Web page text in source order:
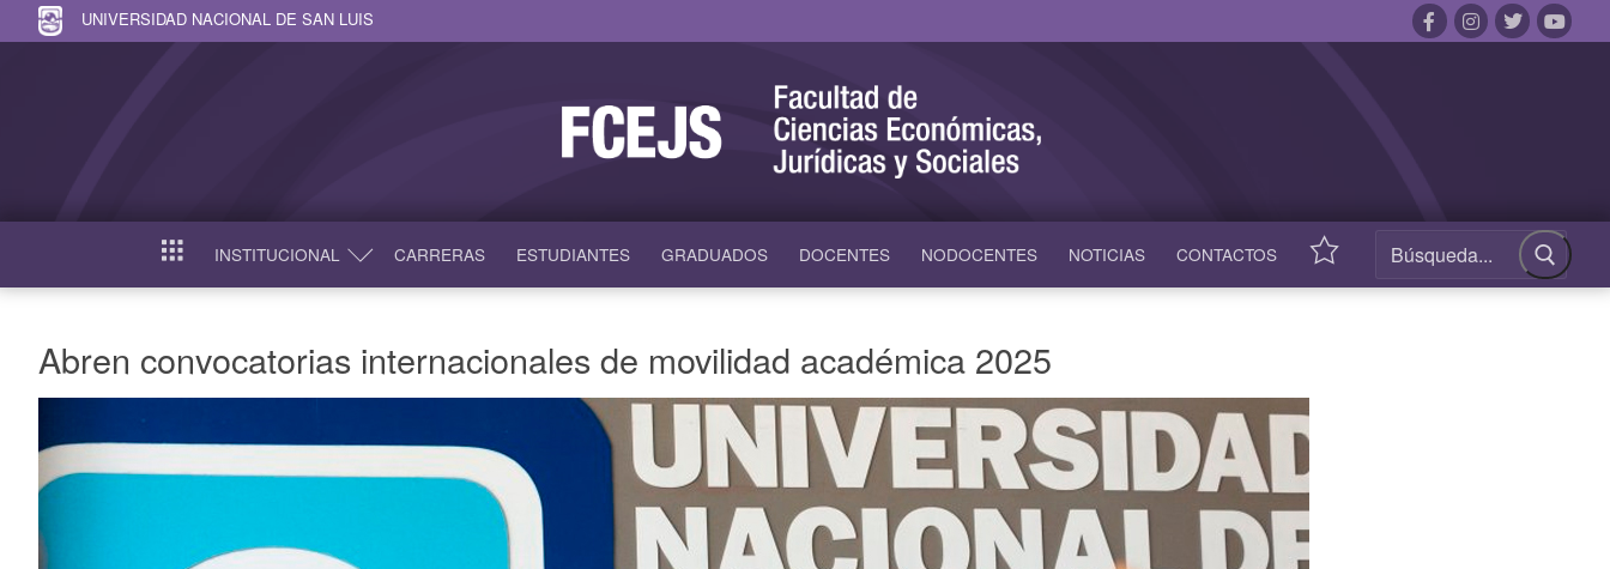
UNIVERSIDAD NACIONAL DE SAN LUIS
INICIO INSTITUCIONAL CARRERAS ESTUDIANTES GRADUADOS DOCENTES NODOCENTES NOTICIAS CONTACTOS ACCESOS
Abren convocatorias internacionales de movilidad académica 2025